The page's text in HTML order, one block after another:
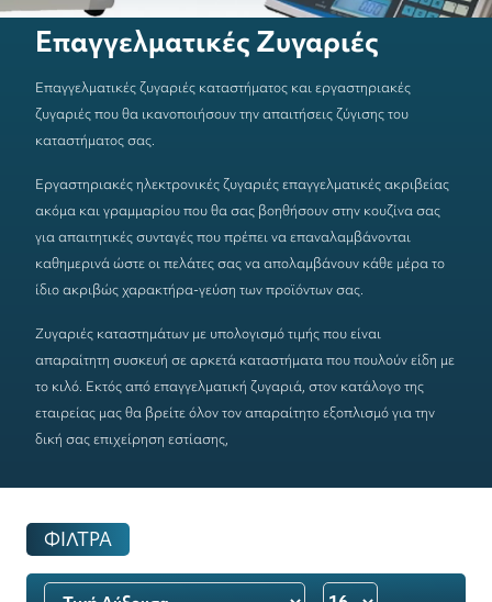
Επαγγελματικές Ζυγαριές
Eπαγγελματικές ζυγαριές καταστήματος και εργαστηριακές
ζυγαριές που θα ικανοποιήσουν την απαιτήσεις ζύγισης του
καταστήματος σας.
Εργαστηριακέςηλεκτρονικέςζυγαριές επαγγελματικέςακριβείας
ακόμα και γραμμαρίου που θα σας βοηθήσουν στην κουζίνα σας
για απαιτητικές συνταγές που πρέπει να επαναλαμβάνονται
καθημερινά ώστε οι πελάτες σας να απολαμβάνουν κάθε μέρα το
ίδιο ακριβώς χαρακτήρα-γεύση των προϊόντων σας.
Ζυγαριές καταστημάτων με υπολογισμό τιμής που είναι
απαραίτητη συσκευή σε αρκετά καταστήματα που πουλούν είδη με
το κιλό. Εκτός απόεπαγγελματική ζυγαριά, στον κατάλογο της
εταιρείας μας θα βρείτε όλον τον απαραίτητο εξοπλισμό για την
δική σας επιχείρηση εστίασης,
ΦΙΛΤΡΑ